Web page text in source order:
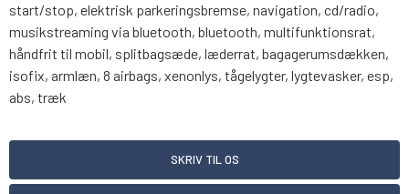
start/stop, elektrisk parkeringsbremse, navigation, cd/radio,
musikstreaming via bluetooth, bluetooth, multifunktionsrat,
håndfrit til mobil, splitbagsæde, læderrat, bagagerumsdækken,
isofix, armlæn, 8 airbags, xenonlys, tågelygter, lygtevasker, esp,
abs, træk
SKRIV TIL OS